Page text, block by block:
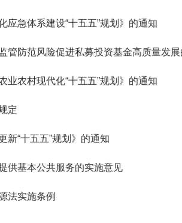
应急体系建设“十五五”规划》的通知
管防范风险促进私募投资基金高质量发
业农村现代化“十五五”规划》的通知
定
新“十五五”规划》的通知
供基本公共服务的实施意见
法实施条例